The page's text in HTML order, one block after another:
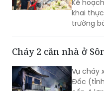
Kế
khai
trường
Cháy 2 căn nhà ở
Vụ cháy
Đốc